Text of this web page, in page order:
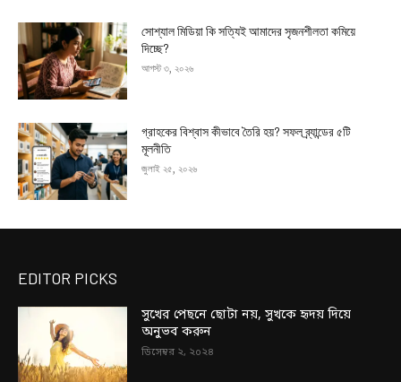
সোশ্যাল মিডিয়া কি সত্যিই আমাদের সৃজনশীলতা কমিয়ে
দিচ্ছে?
আগস্ট ৩, ২০২৬
গ্রাহকের বিশ্বাস কীভাবে তৈরি হয়? সফল ব্র্যান্ডের ৫টি
মূলনীতি
জুলাই ২৫, ২০২৬
EDITOR PICKS
সুখের পেছনে ছোটা নয়, সুখকে হৃদয় দিয়ে
অনুভব করুন
ডিসেম্বর ২, ২০২৪